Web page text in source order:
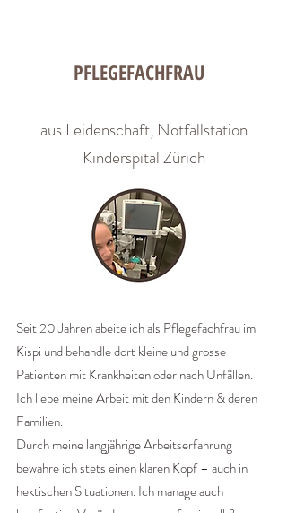
PFLEGEFACHFRAU
aus Leidenschaft, Notfallstation
Kinderspital Zürich
Seit 20 Jahren abeite ich als Pflegefachfrau im
Kispi und behandle dort kleine und grosse
Patienten mit Krankheiten oder nach Unfällen.
Ich liebe meine Arbeit mit den Kindern & deren
Familien.
Durch meine langjährige Arbeitserfahrung
bewahre ich stets einen klaren Kopf – auch in
hektischen Situationen. Ich manage auch